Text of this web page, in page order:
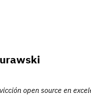
open source en